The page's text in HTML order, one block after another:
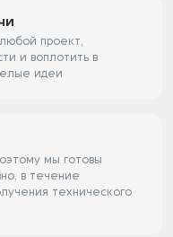
проект,
и воплотить в
идеи
мы готовы
в течение
технического